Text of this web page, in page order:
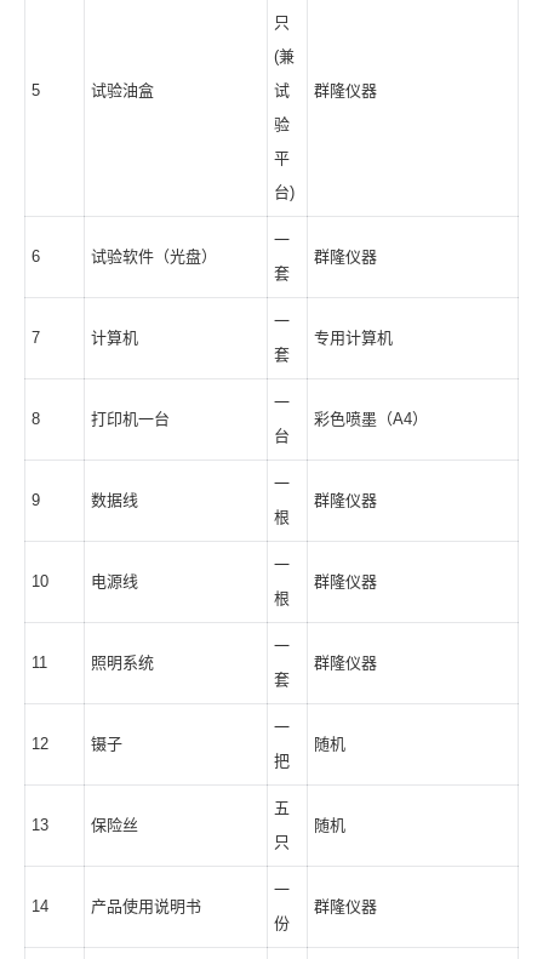
5 试验油盒
只
(兼
试
验
平
台)
群隆仪器
6 试验软件（光盘）
一
套
群隆仪器
7 计算机
一
套
专用计算机
8 打印机一台
一
台
彩色喷墨（A4）
9 数据线
一
根
群隆仪器
10 电源线
一
根
群隆仪器
11 照明系统
一
套
群隆仪器
12 镊子
一
把
随机
13 保险丝
五
只
随机
14 产品使用说明书
一
份
群隆仪器